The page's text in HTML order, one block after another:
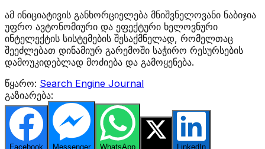
ამ ინიციატივის განხორციელება მნიშვნელოვანი ნაბიჯია
უფრო ავტონომიური და ეფექტური ხელოვნური
ინტელექტის სისტემების შესაქმნელად, რომელთაც
შეეძლებათ დინამიურ გარემოში საჭირო რესურსების
დამოუკიდებლად მოძიება და გამოყენება.
წყარო: Search Engine Journal
გაზიარება:
Facebook Messenger WhatsApp LinkedIn